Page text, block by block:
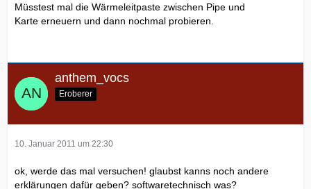
Müsstest mal die Wärmeleitpaste zwischen Pipe und
Karte erneuern und dann nochmal probieren.
anthem_vocs
Eroberer
10. Januar 2011 um 22:30
ok, werde das mal versuchen! glaubst kanns noch andere
erklärungen dafür geben? softwaretechnisch was?